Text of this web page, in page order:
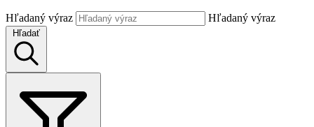
Hľadaný výraz Hľadaný výraz
Hľadať